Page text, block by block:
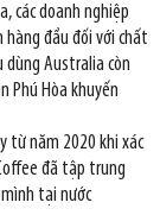
các doanh nghiệp
đầu đối với chất
dùng Australia còn
Phú Hòa khuyến
từ năm 2020 khi xác
đã tập trung
tại nước